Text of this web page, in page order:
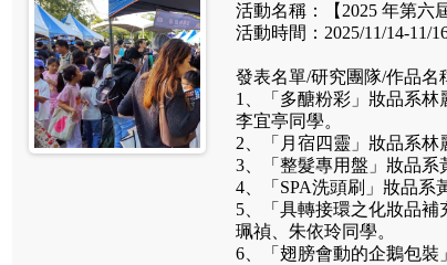
活動名稱：【2025 年第六
活動時間：2025/11/14-11/
發表名單/研究團隊/作品名
1、「多醣粉彩」妝品系林
李宜亭同學。
2、「月宿四靈」妝品系林
3、「整髮專用盤」妝品系
4、「SPA洗頭刷」妝品系
5、「具轉接環之化妝品
珮禎、朱依玲同學。
6、「翅膀會動的企鵝包